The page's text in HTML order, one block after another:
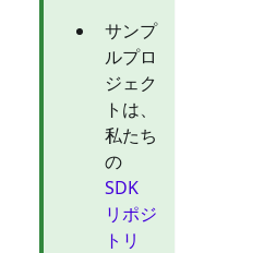
サンプ
ルプロ
ジェク
トは、
私たち
の
SDK
リポジ
トリ